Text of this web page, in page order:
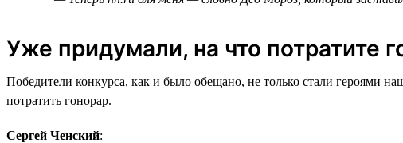
Уже придумали, на что потратите
Победители конкурса, как и было обещано, не только стали героями
потратить гонорар.
Сергей Ченский: